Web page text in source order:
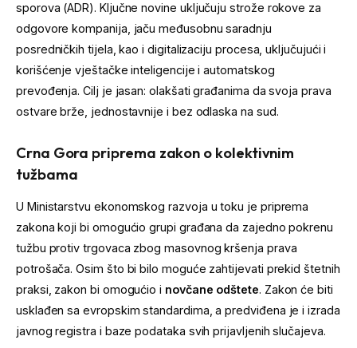
sporova (ADR). Ključne novine uključuju strože rokove za
odgovore kompanija, jaču međusobnu saradnju
posredničkih tijela, kao i digitalizaciju procesa, uključujući i
korišćenje vještačke inteligencije i automatskog
prevođenja. Cilj je jasan: olakšati građanima da svoja prava
ostvare brže, jednostavnije i bez odlaska na sud.
Crna Gora priprema zakon o kolektivnim
tužbama
U Ministarstvu ekonomskog razvoja u toku je priprema
zakona koji bi omogućio grupi građana da zajedno pokrenu
tužbu protiv trgovaca zbog masovnog kršenja prava
potrošača. Osim što bi bilo moguće zahtijevati prekid štetnih
praksi, zakon bi omogućio i novčane odštete. Zakon će biti
usklađen sa evropskim standardima, a predviđena je i izrada
javnog registra i baze podataka svih prijavljenih slučajeva.